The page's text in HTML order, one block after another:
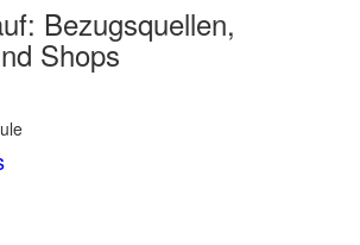
Bezugsquellen,
Shops